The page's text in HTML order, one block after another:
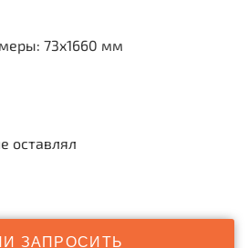
: 73x1660 мм
оставлял
ЗАПРОСИТЬ